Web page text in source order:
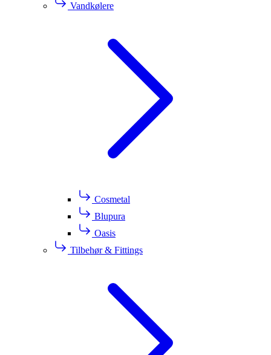
Vandkølere
Cosmetal
Blupura
Oasis
Tilbehør & Fittings